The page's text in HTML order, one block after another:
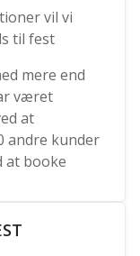
vil vi
til fest
mere end
været
at
andre kunder
at booke